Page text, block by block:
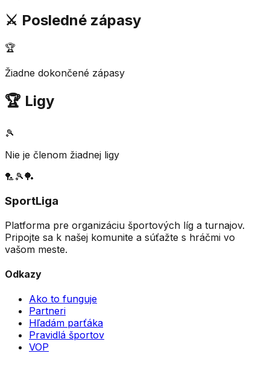
⚔️ Posledné zápasy
🏆
Žiadne dokončené zápasy
🏆 Ligy
🎾
Nie je členom žiadnej ligy
🏸 🎾🏓
SportLiga
Platforma pre organizáciu športových líg a turnajov.
Pripojte sa k našej komunite a súťažte s hráčmi vo
vašom meste.
Odkazy
Ako to funguje
Partneri
Hľadám parťáka
Pravidlá športov
VOP